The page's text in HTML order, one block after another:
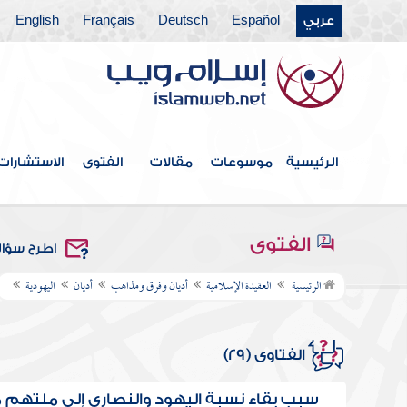
عربي Español
Deutsch
Français
English
الرئيسية موسوعات مقالات الفتوى
الفتوى اطرح
الرئيسية العقيدة الإسلامية أديان وفرق ومذاهب أديان اليهودية
الفتاوى (29)
سبب بقاء نسبة اليهود والنصارى إلى